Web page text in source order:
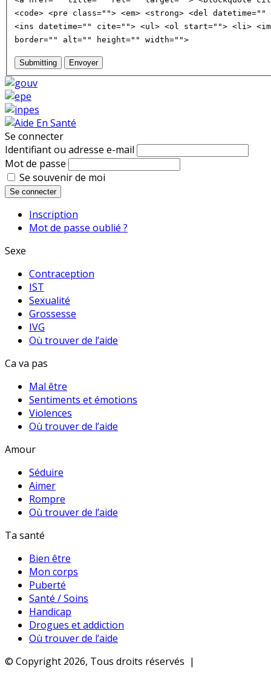
<code> <pre class=""> <em> <strong> <del
<ins datetime="" cite=""> <ul> <ol start=""> <li>
border="" alt="" height="" width="">
Submitting Envoyer
Se connecter
Identifiant ou adresse e-mail
Mot de passe
Se souvenir de moi
Se connecter
Inscription
Mot de passe oublié ?
Sexe
Contraception
IST
Sexualité
Grossesse
IVG
Où trouver de l’aide
Ca va pas
Mal être
Sentiments et émotions
Violences
Où trouver de l’aide
Amour
Séduire
Aimer
Rompre
Où trouver de l’aide
Ta santé
Bien être
Mon corps
Puberté
Santé / Soins
Handicap
Drogues et addiction
Où trouver de l’aide
© Copyright 2026, Tous droits réservés |